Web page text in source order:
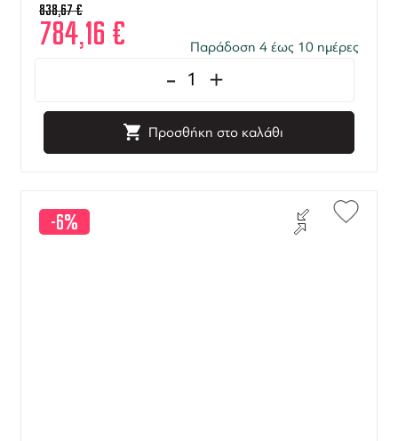
838,67€
784,16 € Παράδοση 4 έως 10 ημέρες
- +
Προσθήκη στο καλάθι
-6%